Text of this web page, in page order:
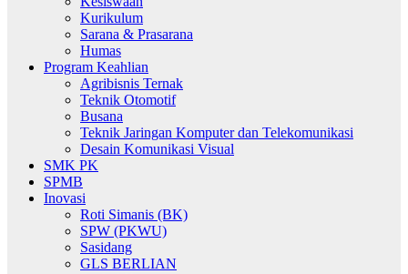
Kurikulum
Sarana & Prasarana
Humas
Program Keahlian
Agribisnis Ternak
Teknik Otomotif
Busana
Teknik Jaringan Komputer dan Telekomunikasi
Desain Komunikasi Visual
SMK PK
SPMB
Inovasi
Roti Simanis (BK)
SPW (PKWU)
Sasidang
GLS BERLIAN